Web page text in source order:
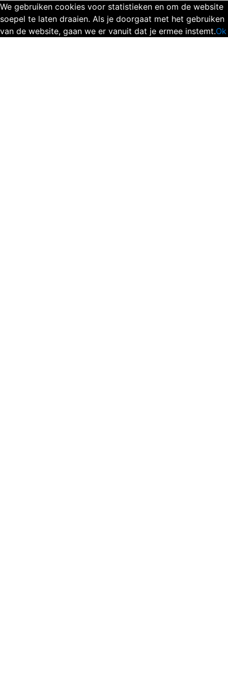
We gebruiken cookies voor statistieken en om de website
soepel te laten draaien. Als je doorgaat met het gebruiken
van de website, gaan we er vanuit dat je ermee instemt.Ok